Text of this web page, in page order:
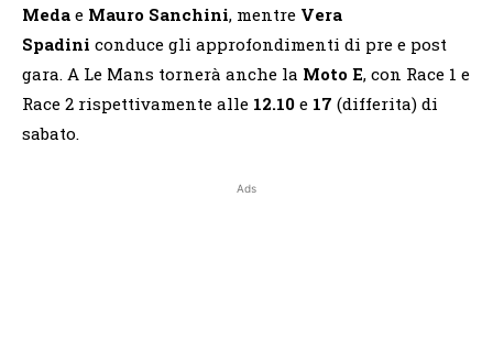
Meda e Mauro Sanchini, mentre Vera
Spadini conduce gli approfondimenti di pre e post
gara. A Le Mans tornerà anche la Moto E, con Race 1 e
Race 2 rispettivamente alle 12.10 e 17 (differita) di
sabato.
Ads